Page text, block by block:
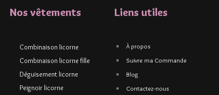
Nos vêtements
Combinaison licorne
Combinaison licorne fille
Déguisement licorne
Peignoir licorne
Liens utiles
À propos
Suivre ma Commande
Blog
Contactez-nous